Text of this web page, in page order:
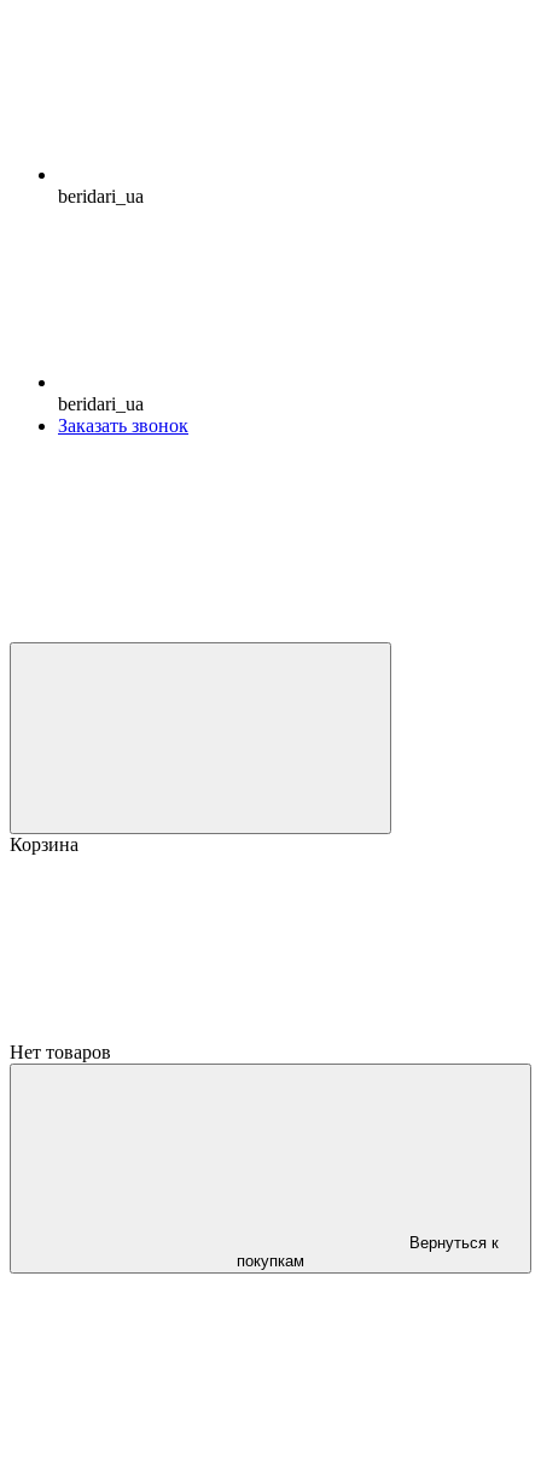
beridari_ua
beridari_ua
Заказать звонок
Корзина
Нет товаров
Вернуться к
покупкам